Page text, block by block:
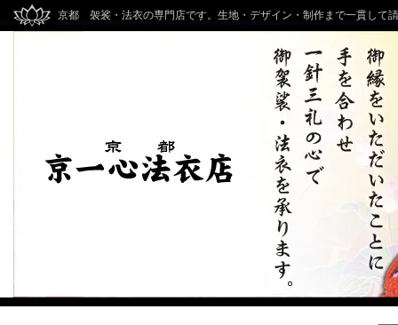
京都 袈裟・法衣の専門店です。生地・デザイン・制作まで一貫して